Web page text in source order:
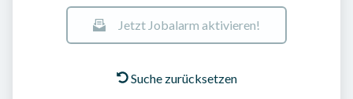
Jetzt Jobalarm aktivieren!
Suche zurücksetzen